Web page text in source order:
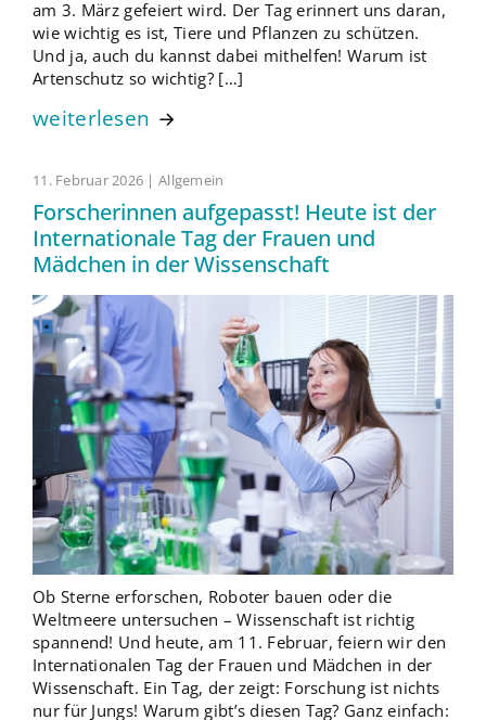
am 3. März gefeiert wird. Der Tag erinnert uns daran,
wie wichtig es ist, Tiere und Pflanzen zu schützen.
Und ja, auch du kannst dabei mithelfen! Warum ist
Artenschutz so wichtig? […]
weiterlesen
11. Februar 2026 | Allgemein
Forscherinnen aufgepasst! Heute ist der
Internationale Tag der Frauen und
Mädchen in der Wissenschaft
Ob Sterne erforschen, Roboter bauen oder die
Weltmeere untersuchen – Wissenschaft ist richtig
spannend! Und heute, am 11. Februar, feiern wir den
Internationalen Tag der Frauen und Mädchen in der
Wissenschaft. Ein Tag, der zeigt: Forschung ist nichts
nur für Jungs! Warum gibt’s diesen Tag? Ganz einfach: